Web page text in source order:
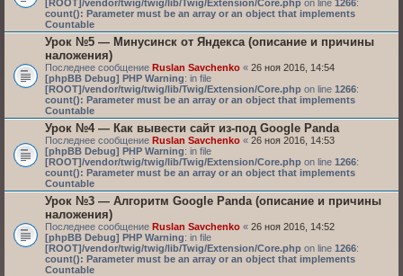
[ROOT]/vendor/twig/twig/lib/Twig/Extension/Core.php on line 1266:
count(): Parameter must be an array or an object that implements
Countable
Урок №5 — Минусинск от Яндекса (описание и причины
наложения)
Последнее сообщение Ruslan Savchenko « 26 ноя 2016, 14:54
[phpBB Debug] PHP Warning: in file
[ROOT]/vendor/twig/twig/lib/Twig/Extension/Core.php on line 1266:
count(): Parameter must be an array or an object that implements
Countable
Урок №4 — Как вывести сайт из-под Google Panda
Последнее сообщение Ruslan Savchenko « 26 ноя 2016, 14:53
[phpBB Debug] PHP Warning: in file
[ROOT]/vendor/twig/twig/lib/Twig/Extension/Core.php on line 1266:
count(): Parameter must be an array or an object that implements
Countable
Урок №3 — Алгоритм Google Panda (описание и причины
наложения)
Последнее сообщение Ruslan Savchenko « 26 ноя 2016, 14:52
[phpBB Debug] PHP Warning: in file
[ROOT]/vendor/twig/twig/lib/Twig/Extension/Core.php on line 1266:
count(): Parameter must be an array or an object that implements
Countable